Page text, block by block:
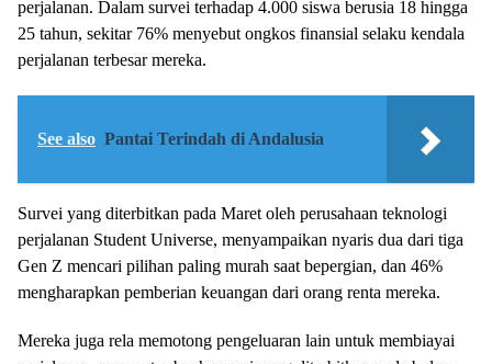
perjalanan. Dalam survei terhadap 4.000 siswa berusia 18 hingga
25 tahun, sekitar 76% menyebut ongkos finansial selaku kendala
perjalanan terbesar mereka.
See also Pantai Terindah di Andalusia
Survei yang diterbitkan pada Maret oleh perusahaan teknologi
perjalanan Student Universe, menyampaikan nyaris dua dari tiga
Gen Z mencari pilihan paling murah saat bepergian, dan 46%
mengharapkan pemberian keuangan dari orang renta mereka.
Mereka juga rela memotong pengeluaran lain untuk membiayai